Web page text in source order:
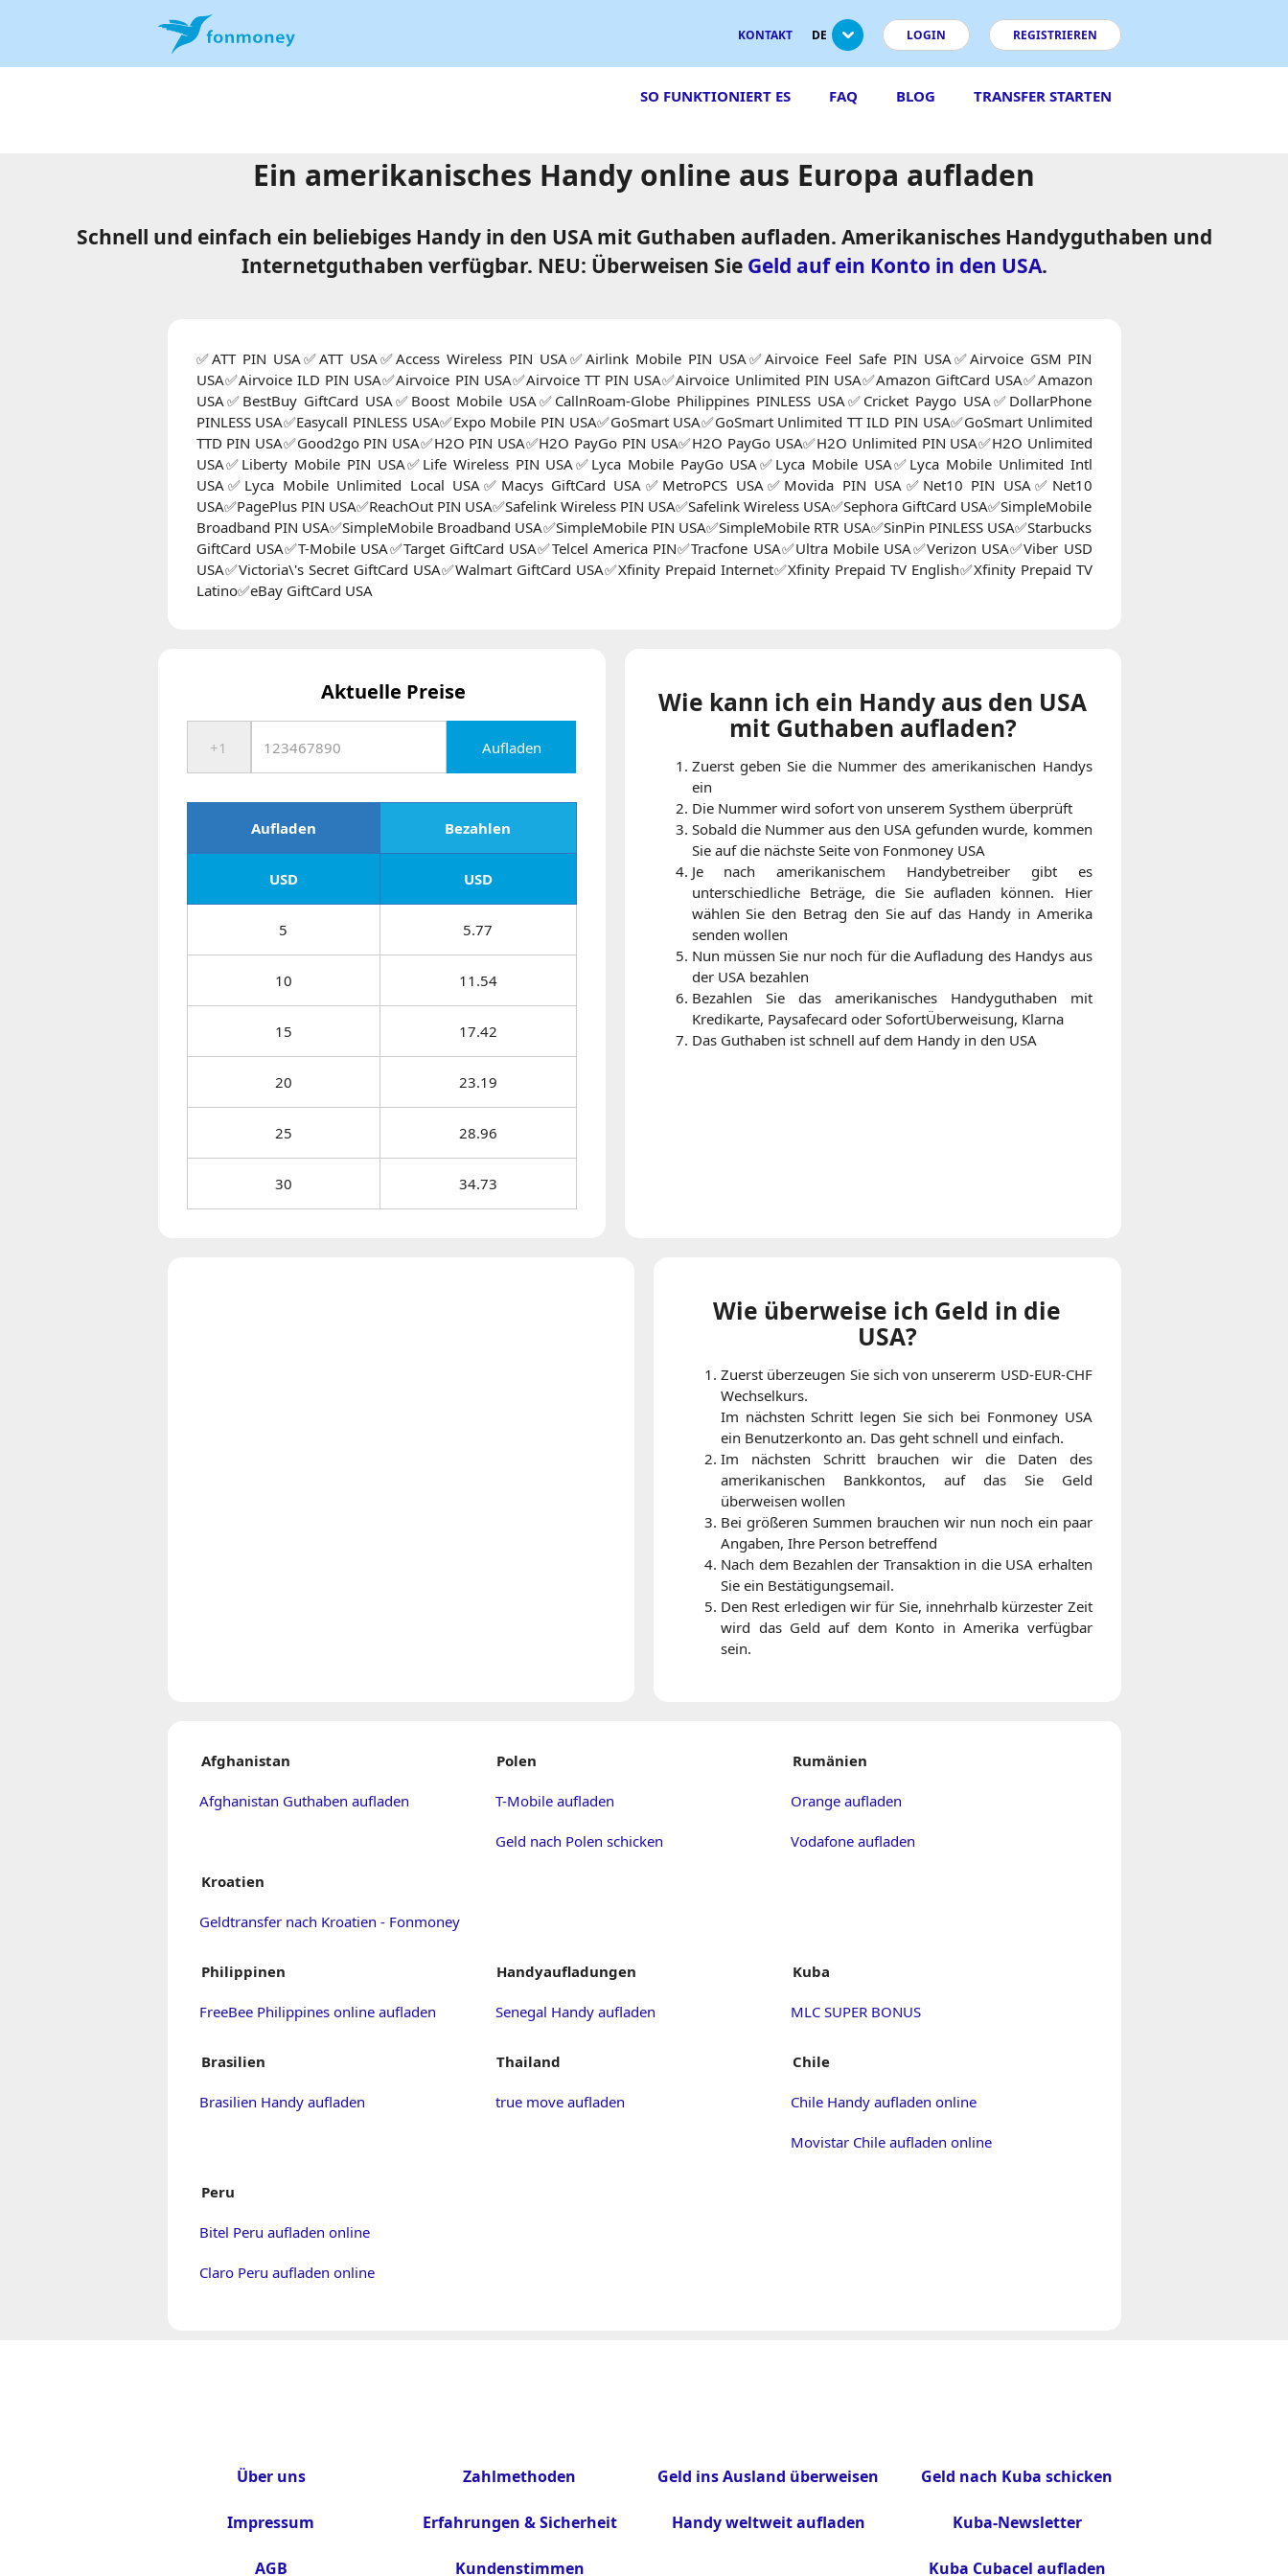
KONTAKT DE LOGIN REGISTRIEREN
SO FUNKTIONIERT ES FAQ BLOG TRANSFER STARTEN
Ein amerikanisches Handy online aus Europa aufladen
Schnell und einfach ein beliebiges Handy in den USA mit Guthaben aufladen. Amerikanisches Handyguthaben und
Internetguthaben verfügbar. NEU: Überweisen Sie Geld auf ein Konto in den USA.
✅ATT PIN USA✅ATT USA✅Access Wireless PIN USA✅Airlink Mobile PIN USA✅Airvoice Feel Safe PIN USA✅Airvoice GSM PIN
USA✅Airvoice ILD PIN USA✅Airvoice PIN USA✅Airvoice TT PIN USA✅Airvoice Unlimited PIN USA✅Amazon GiftCard USA✅Amazon
USA✅BestBuy GiftCard USA✅Boost Mobile USA✅CallnRoam-Globe Philippines PINLESS USA✅Cricket Paygo USA✅DollarPhone
PINLESS USA✅Easycall PINLESS USA✅Expo Mobile PIN USA✅GoSmart USA✅GoSmart Unlimited TT ILD PIN USA✅GoSmart Unlimited
TTD PIN USA✅Good2go PIN USA✅H2O PIN USA✅H2O PayGo PIN USA✅H2O PayGo USA✅H2O Unlimited PIN USA✅H2O Unlimited
USA✅Liberty Mobile PIN USA✅Life Wireless PIN USA✅Lyca Mobile PayGo USA✅Lyca Mobile USA✅Lyca Mobile Unlimited Intl
USA✅Lyca Mobile Unlimited Local USA✅Macys GiftCard USA✅MetroPCS USA✅Movida PIN USA✅Net10 PIN USA✅Net10
USA✅PagePlus PIN USA✅ReachOut PIN USA✅Safelink Wireless PIN USA✅Safelink Wireless USA✅Sephora GiftCard USA✅SimpleMobile
Broadband PIN USA✅SimpleMobile Broadband USA✅SimpleMobile PIN USA✅SimpleMobile RTR USA✅SinPin PINLESS USA✅Starbucks
GiftCard USA✅T-Mobile USA✅Target GiftCard USA✅Telcel America PIN✅Tracfone USA✅Ultra Mobile USA✅Verizon USA✅Viber USD
USA✅Victoria\'s Secret GiftCard USA✅Walmart GiftCard USA✅Xfinity Prepaid Internet✅Xfinity Prepaid TV English✅Xfinity Prepaid TV
Latino✅eBay GiftCard USA
Aktuelle Preise
Aufladen
Aufladen Bezahlen
USD USD
5 5.77
10 11.54
15 17.42
20 23.19
25 28.96
30 34.73
Wie kann ich ein Handy aus den USA
mit Guthaben aufladen?
Zuerst geben Sie die Nummer des amerikanischen Handys
ein
Die Nummer wird sofort von unserem Systhem überprüft
Sobald die Nummer aus den USA gefunden wurde, kommen
Sie auf die nächste Seite von Fonmoney USA
Je nach amerikanischem Handybetreiber gibt es
unterschiedliche Beträge, die Sie aufladen können. Hier
wählen Sie den Betrag den Sie auf das Handy in Amerika
senden wollen
Nun müssen Sie nur noch für die Aufladung des Handys aus
der USA bezahlen
Bezahlen Sie das amerikanisches Handyguthaben mit
Kredikarte, Paysafecard oder SofortÜberweisung, Klarna
Das Guthaben ist schnell auf dem Handy in den USA
Wie überweise ich Geld in die
USA?
Zuerst überzeugen Sie sich von unsererm USD-EUR-CHF
Wechselkurs.
Im nächsten Schritt legen Sie sich bei Fonmoney USA
ein Benutzerkonto an. Das geht schnell und einfach.
Im nächsten Schritt brauchen wir die Daten des
amerikanischen Bankkontos, auf das Sie Geld
überweisen wollen
Bei größeren Summen brauchen wir nun noch ein paar
Angaben, Ihre Person betreffend
Nach dem Bezahlen der Transaktion in die USA erhalten
Sie ein Bestätigungsemail.
Den Rest erledigen wir für Sie, innehrhalb kürzester Zeit
wird das Geld auf dem Konto in Amerika verfügbar
sein.
Afghanistan
Afghanistan Guthaben aufladen
Polen
T-Mobile aufladen
Geld nach Polen schicken
Rumänien
Orange aufladen
Vodafone aufladen
Kroatien
Geldtransfer nach Kroatien - Fonmoney
Philippinen
FreeBee Philippines online aufladen
Handyaufladungen
Senegal Handy aufladen
Kuba
MLC SUPER BONUS
Brasilien
Brasilien Handy aufladen
Thailand
true move aufladen
Chile
Chile Handy aufladen online
Movistar Chile aufladen online
Peru
Bitel Peru aufladen online
Claro Peru aufladen online
Über uns
Impressum
AGB
Zahlmethoden
Erfahrungen & Sicherheit
Kundenstimmen
Geld ins Ausland überweisen
Handy weltweit aufladen
Geld nach Kuba schicken
Kuba-Newsletter
Kuba Cubacel aufladen